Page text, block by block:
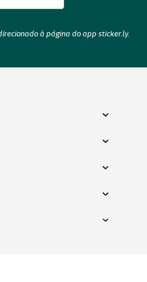
à página do app sticker.ly.